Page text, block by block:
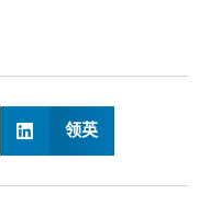
领英